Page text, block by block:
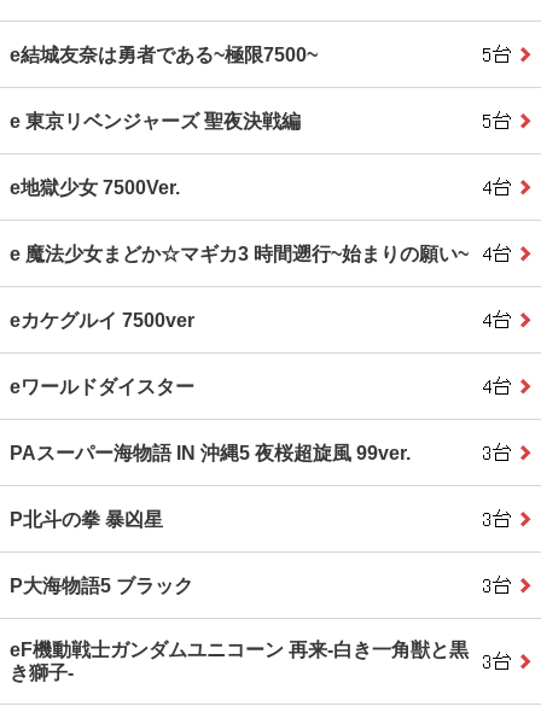
e結城友奈は勇者である~極限7500~
e 東京リベンジャーズ 聖夜決戦編
e地獄少女 7500Ver.
e 魔法少女まどか☆マギカ3 時間遡行~始まりの願い~
eカケグルイ 7500ver
eワールドダイスター
PAスーパー海物語 IN 沖縄5 夜桜超旋風 99ver.
P北斗の拳 暴凶星
P大海物語5 ブラック
eF機動戦士ガンダムユニコーン 再来‐白き一角獣と黒
き獅子‐